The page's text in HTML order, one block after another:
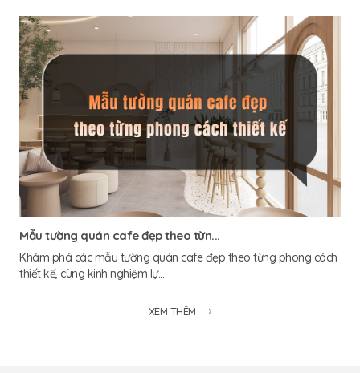
Mẫu tường quán cafe đẹp theo từn...
Khám phá các mẫu tường quán cafe đẹp theo từng phong cách
thiết kế, cùng kinh nghiệm lự...
XEM THÊM